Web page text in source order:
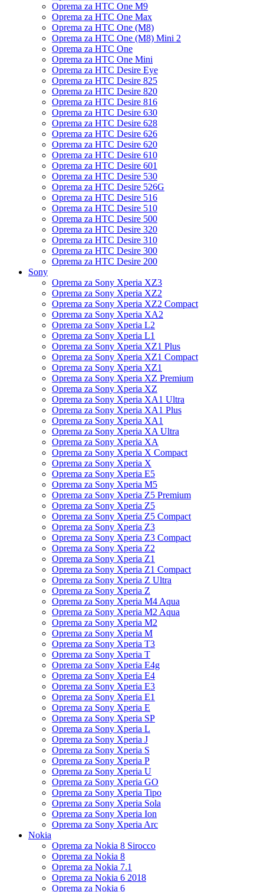
Oprema za HTC One M9
Oprema za HTC One Max
Oprema za HTC One (M8)
Oprema za HTC One (M8) Mini 2
Oprema za HTC One
Oprema za HTC One Mini
Oprema za HTC Desire Eye
Oprema za HTC Desire 825
Oprema za HTC Desire 820
Oprema za HTC Desire 816
Oprema za HTC Desire 630
Oprema za HTC Desire 628
Oprema za HTC Desire 626
Oprema za HTC Desire 620
Oprema za HTC Desire 610
Oprema za HTC Desire 601
Oprema za HTC Desire 530
Oprema za HTC Desire 526G
Oprema za HTC Desire 516
Oprema za HTC Desire 510
Oprema za HTC Desire 500
Oprema za HTC Desire 320
Oprema za HTC Desire 310
Oprema za HTC Desire 300
Oprema za HTC Desire 200
Sony
Oprema za Sony Xperia XZ3
Oprema za Sony Xperia XZ2
Oprema za Sony Xperia XZ2 Compact
Oprema za Sony Xperia XA2
Oprema za Sony Xperia L2
Oprema za Sony Xperia L1
Oprema za Sony Xperia XZ1 Plus
Oprema za Sony Xperia XZ1 Compact
Oprema za Sony Xperia XZ1
Oprema za Sony Xperia XZ Premium
Oprema za Sony Xperia XZ
Oprema za Sony Xperia XA1 Ultra
Oprema za Sony Xperia XA1 Plus
Oprema za Sony Xperia XA1
Oprema za Sony Xperia XA Ultra
Oprema za Sony Xperia XA
Oprema za Sony Xperia X Compact
Oprema za Sony Xperia X
Oprema za Sony Xperia E5
Oprema za Sony Xperia M5
Oprema za Sony Xperia Z5 Premium
Oprema za Sony Xperia Z5
Oprema za Sony Xperia Z5 Compact
Oprema za Sony Xperia Z3
Oprema za Sony Xperia Z3 Compact
Oprema za Sony Xperia Z2
Oprema za Sony Xperia Z1
Oprema za Sony Xperia Z1 Compact
Oprema za Sony Xperia Z Ultra
Oprema za Sony Xperia Z
Oprema za Sony Xperia M4 Aqua
Oprema za Sony Xperia M2 Aqua
Oprema za Sony Xperia M2
Oprema za Sony Xperia M
Oprema za Sony Xperia T3
Oprema za Sony Xperia T
Oprema za Sony Xperia E4g
Oprema za Sony Xperia E4
Oprema za Sony Xperia E3
Oprema za Sony Xperia E1
Oprema za Sony Xperia E
Oprema za Sony Xperia SP
Oprema za Sony Xperia L
Oprema za Sony Xperia J
Oprema za Sony Xperia S
Oprema za Sony Xperia P
Oprema za Sony Xperia U
Oprema za Sony Xperia GO
Oprema za Sony Xperia Tipo
Oprema za Sony Xperia Sola
Oprema za Sony Xperia Ion
Oprema za Sony Xperia Arc
Nokia
Oprema za Nokia 8 Sirocco
Oprema za Nokia 8
Oprema za Nokia 7.1
Oprema za Nokia 6 2018
Oprema za Nokia 6